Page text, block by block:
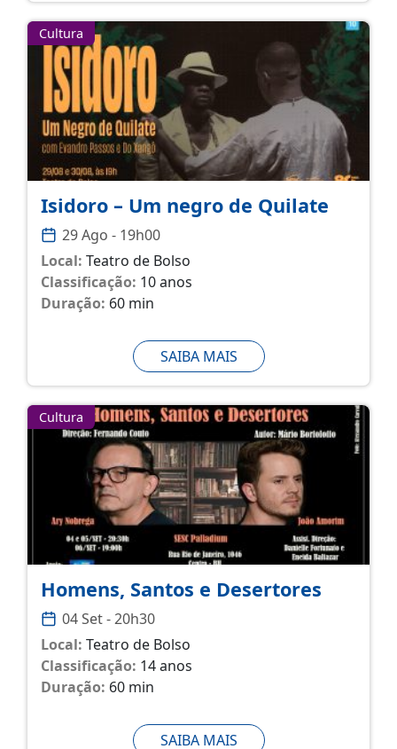
Cultura
Isidoro – Um negro de Quilate
29 Ago - 19h00
Local: Teatro de Bolso
Classificação: 10 anos
Duração: 60 min
SAIBA MAIS
Cultura
Homens, Santos e Desertores
04 Set - 20h30
Local: Teatro de Bolso
Classificação: 14 anos
Duração: 60 min
SAIBA MAIS